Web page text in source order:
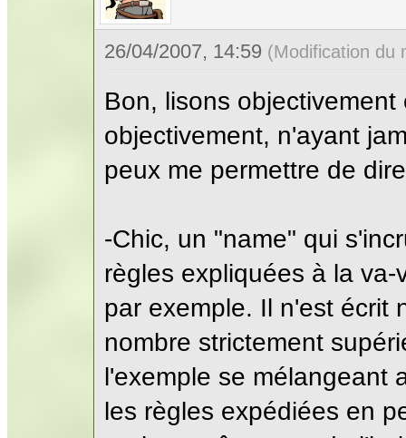
26/04/2007, 14:59 (Modification du
Bon, lisons
objectivement, n'ayant
peux me permettre de
-Chic, un "name" qui
règles expliquées à la
par exemple. Il n'est écrit
nombre strictement
l'exemple se mélangeant
les règles expédiées en